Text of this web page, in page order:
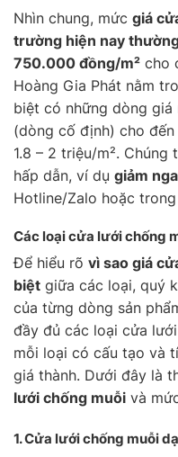
Nhìn chung, mức giá
trường hiện nay
750.000 đồng/m² cho
Hoàng Gia Phát nằm
biệt có những dòng
(dòng cố định) cho
1.8 – 2 triệu/m². Chúng
hấp dẫn, ví dụ giảm
Hotline/Zalo hoặc
Các loại cửa lưới chống
Để hiểu rõ vì sao giá
biệt giữa các loại, quý
của từng dòng sản
đầy đủ các loại cửa
mỗi loại có cấu tạo và
giá thành. Dưới đây là
lưới chống muỗi và
1. Cửa lưới chống muỗi